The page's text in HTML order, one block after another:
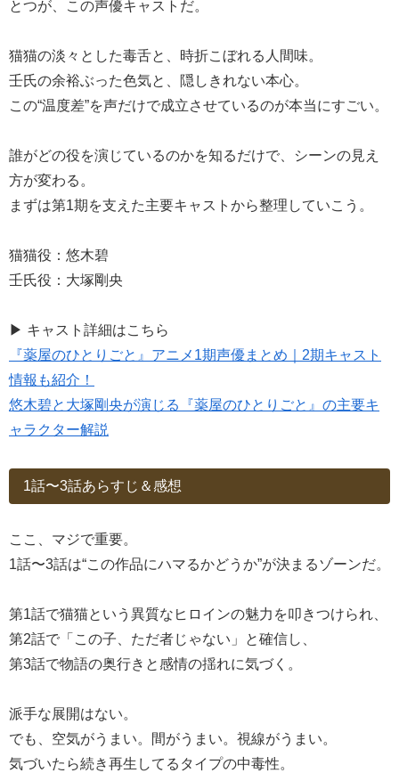
とつが、この声優キャストだ。
猫猫の淡々とした毒舌と、時折こぼれる人間味。
壬氏の余裕ぶった色気と、隠しきれない本心。
この“温度差”を声だけで成立させているのが本当にすごい。
誰がどの役を演じているのかを知るだけで、シーンの見え
方が変わる。
まずは第1期を支えた主要キャストから整理していこう。
猫猫役：悠木碧
壬氏役：大塚剛央
▶ キャスト詳細はこちら
『薬屋のひとりごと』アニメ1期声優まとめ｜2期キャスト
情報も紹介！
悠木碧と大塚剛央が演じる『薬屋のひとりごと』の主要キ
ャラクター解説
1話〜3話あらすじ＆感想
ここ、マジで重要。
1話〜3話は“この作品にハマるかどうか”が決まるゾーンだ。
第1話で猫猫という異質なヒロインの魅力を叩きつけられ、
第2話で「この子、ただ者じゃない」と確信し、
第3話で物語の奥行きと感情の揺れに気づく。
派手な展開はない。
でも、空気がうまい。間がうまい。視線がうまい。
気づいたら続き再生してるタイプの中毒性。